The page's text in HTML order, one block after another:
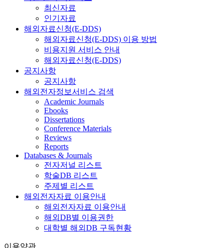
최신자료
인기자료
해외자료신청(E-DDS)
해외자료신청(E-DDS) 이용 방법
비용지원 서비스 안내
해외자료신청(E-DDS)
공지사항
공지사항
해외전자정보서비스 검색
Academic Journals
Ebooks
Dissertations
Conference Materials
Reviews
Reports
Databases & Journals
전자저널 리스트
학술DB 리스트
주제별 리스트
해외전자자료 이용안내
해외전자자료 이용안내
해외DB별 이용권한
대학별 해외DB 구독현황